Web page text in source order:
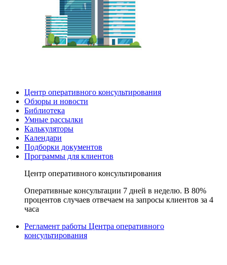
Центр оперативного консультирования
Обзоры и новости
Библиотека
Умные рассылки
Калькуляторы
Календари
Подборки документов
Программы для клиентов
Центр оперативного консультирования
Оперативные консультации 7 дней в неделю. В 80%
процентов случаев отвечаем на запросы клиентов за 4
часа
Регламент работы Центра оперативного
консультирования